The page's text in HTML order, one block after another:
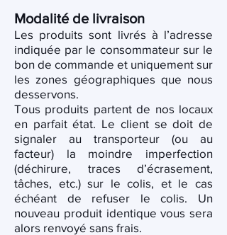
Modalité de livraison
Les produits sont livrés à l’adresse
indiquée par le consommateur sur le
bon de commande et uniquement sur
les zones géographiques que nous
desservons.
Tous produits partent de nos locaux
en parfait état. Le client se doit de
signaler au transporteur (ou au
facteur) la moindre imperfection
(déchirure, traces d’écrasement,
tâches, etc.) sur le colis, et le cas
échéant de refuser le colis. Un
nouveau produit identique vous sera
alors renvoyé sans frais.